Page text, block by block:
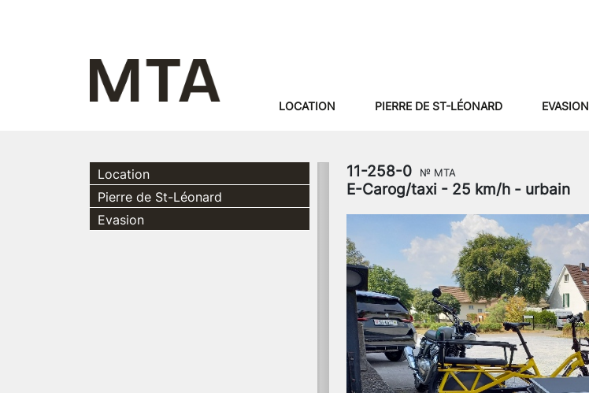
LOCATION PIERRE DE ST-LÉONARD EVASION
Location
Pierre de St-Léonard
Evasion
11-258-0 № MTA
E-Carog/taxi - 25 km/h - urbain